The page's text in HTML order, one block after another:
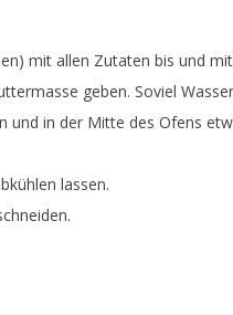
mit allen Zutaten bis und
geben. Soviel
in der Mitte des Ofens
lassen.